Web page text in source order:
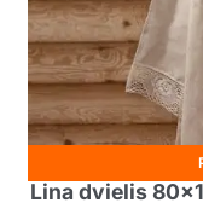
Lina dvielis